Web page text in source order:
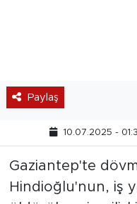
Paylaş
10.07.2025 -
Gaziantep'te
Hindioğlu'nun, iş